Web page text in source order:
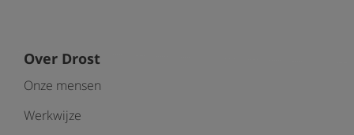
Over Drost
Onze mensen
Werkwijze